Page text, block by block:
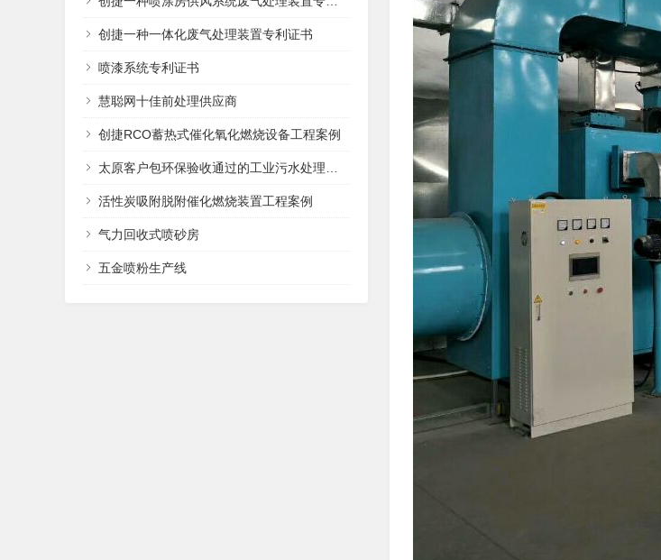
创捷一种一体化废气处理装置专利证书
喷漆系统专利证书
慧聪网十佳前处理供应商
创捷RCO蓄热式催化氧化燃烧设备工程案例
太原客户包环保验收通过的工业污水处理设备
活性炭吸附脱附催化燃烧装置工程案例
气力回收式喷砂房
五金喷粉生产线